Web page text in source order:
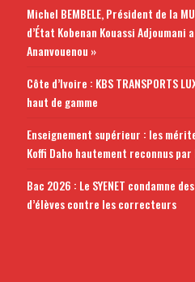
Michel BEMBELE, Président de la
d’État Kobenan Kouassi
Ananvouenou »
Côte d’Ivoire : KBS TRANSPORTS
haut de gamme
Enseignement supérieur : les
Koffi Daho hautement reconnus par
Bac 2026 : Le SYENET condamne
d’élèves contre les correcteurs